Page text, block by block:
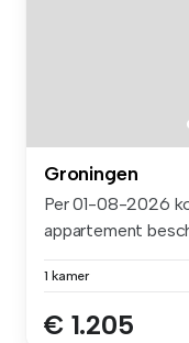
Groningen
Per 01-08-2026
appartement
1 kamer
€ 1.205